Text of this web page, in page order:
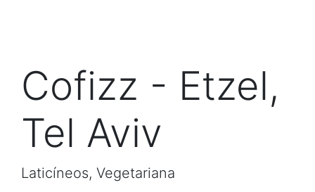
Cofizz - Etzel,
Tel Aviv
Laticíneos, Vegetariana